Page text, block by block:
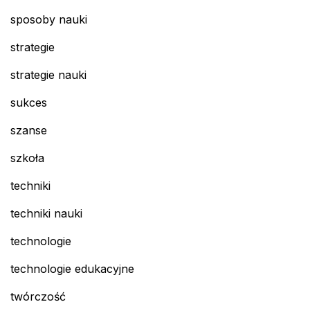
sposoby nauki
strategie
strategie nauki
sukces
szanse
szkoła
techniki
techniki nauki
technologie
technologie edukacyjne
twórczość